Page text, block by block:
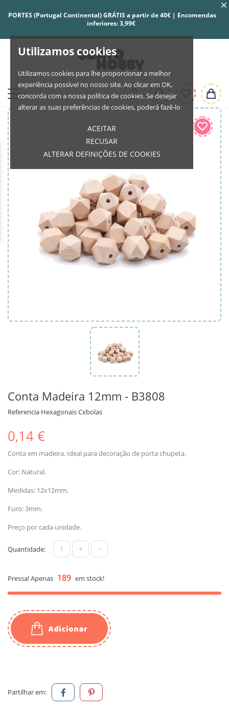
Utilizamos cookies
Utilizamos cookies para lhe proporcionar a melhor
experiência possível no nosso site. Ao clicar em OK,
concorda com a nossa política de cookies. Se desejar
alterar as suas preferências de cookies, poderá fazê-lo
ACEITAR
RECUSAR
ALTERAR DEFINIÇÕES DE COOKIES
PORTES (Portugal Continental) GRÁTIS a partir de 40€ | Encomendas
inferiores: 3,99€
Conta Madeira 12mm - B3808
Referencia Hexagonais Cxbolas
0,14 €
Conta em madeira. Ideal para decoração de porta chupeta.
Cor: Natural.
Medidas: 12x12mm.
Furo: 3mm.
Preço por cada unidade.
Quantidade: + -
Pressa! Apenas 189 em stock!
Adicionar
Partilhar em: